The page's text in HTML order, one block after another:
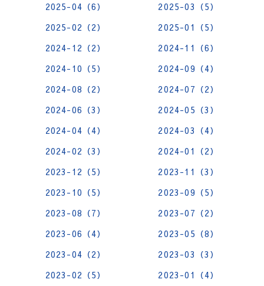
2025-04（6）
2025-03（5）
2025-02（2）
2025-01（5）
2024-12（2）
2024-11（6）
2024-10（5）
2024-09（4）
2024-08（2）
2024-07（2）
2024-06（3）
2024-05（3）
2024-04（4）
2024-03（4）
2024-02（3）
2024-01（2）
2023-12（5）
2023-11（3）
2023-10（5）
2023-09（5）
2023-08（7）
2023-07（2）
2023-06（4）
2023-05（8）
2023-04（2）
2023-03（3）
2023-02（5）
2023-01（4）